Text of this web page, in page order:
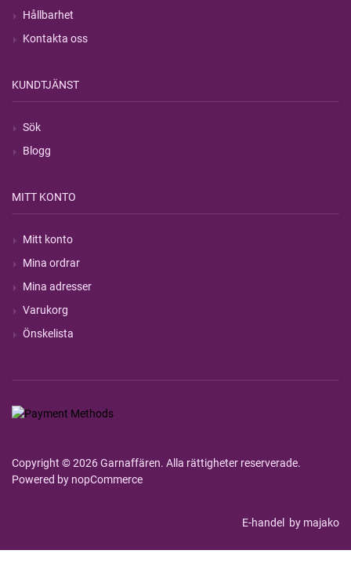
Hållbarhet
Kontakta oss
KUNDTJÄNST
Sök
Blogg
MITT KONTO
Mitt konto
Mina ordrar
Mina adresser
Varukorg
Önskelista
Copyright © 2026 Garnaffären. Alla rättigheter reserverade.
Powered by nopCommerce
E-handel by majako